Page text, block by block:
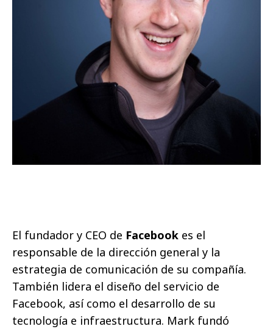
El fundador y CEO de Facebook es el
responsable de la dirección general y la
estrategia de comunicación de su compañía.
También lidera el diseño del servicio de
Facebook, así como el desarrollo de su
tecnología e infraestructura. Mark fundó